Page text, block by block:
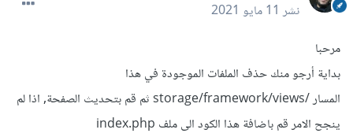
نشر11 مايو 2021
مرحبا
بداية أرجو منك حذف الملفات الموجودة في هذا
المسار /storage/framework/views ثم قم بتحديث الصفحة, اذا لم
ينجح الامر قم باضافة هذا الكود الى ملف index.php